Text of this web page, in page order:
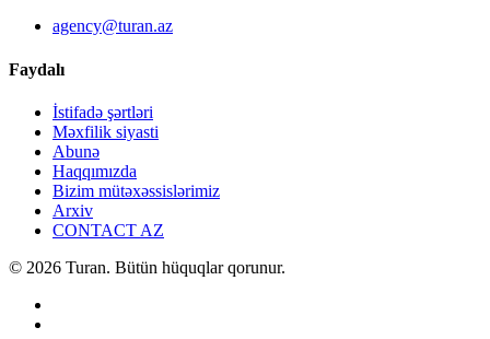
agency@turan.az
Faydalı
İstifadə şərtləri
Məxfilik siyasti
Abunə
Haqqımızda
Bizim mütəxəssislərimiz
Arxiv
CONTACT AZ
© 2026 Turan. Bütün hüquqlar qorunur.